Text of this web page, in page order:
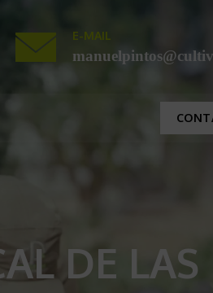
E-MAIL
DE LAS